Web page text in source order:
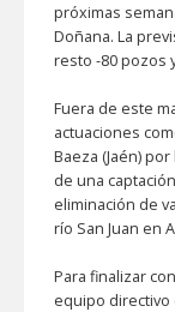
próximas
Doñana. La
resto -80 pozos
Fuera de este
actuaciones
Baeza (Jaén)
de una
eliminación de
río San Juan en
Para finalizar
equipo directivo